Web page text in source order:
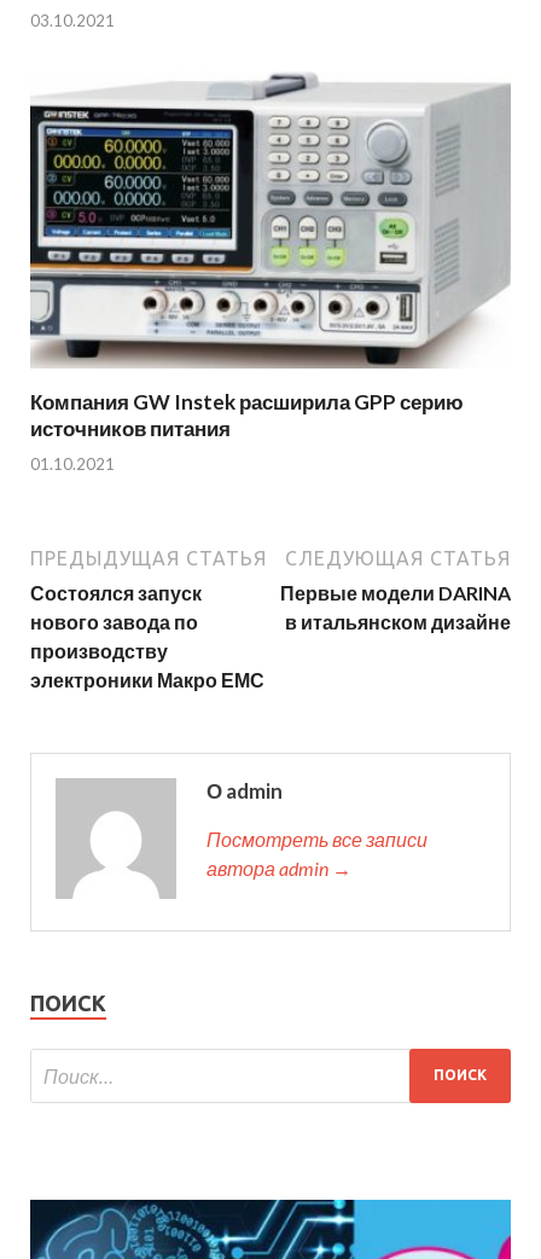
03.10.2021
Компания GW Instek расширила GPP серию
источников питания
01.10.2021
ПРЕДЫДУЩАЯ СТАТЬЯ
Состоялся запуск
нового завода по
производству
электроники Макро ЕМС
СЛЕДУЮЩАЯ СТАТЬЯ
Первые модели DARINA
в итальянском дизайне
О admin
Посмотреть все записи
автора admin →
ПОИСК